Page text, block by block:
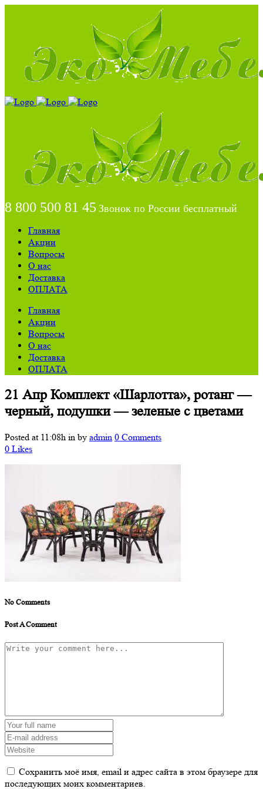
8 800 500 81 45 Звонок по России бесплатный
Главная
Акции
Вопросы
О нас
Доставка
ОПЛАТА
Главная
Акции
Вопросы
О нас
Доставка
ОПЛАТА
21 АпрКомплект «Шарлотта», ротанг —
черный, подушки — зеленые с цветами
Posted at 11:08h in by admin 0 Comments
0 Likes
No Comments
Post A Comment
Сохранить моё имя, email и адрес сайта в этом браузере для
последующих моих комментариев.